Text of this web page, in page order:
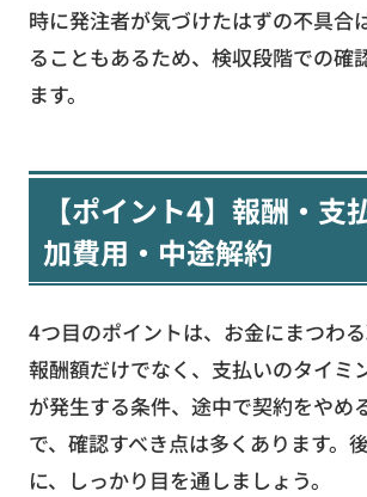
時に発注者が気づけたはずの不具合
ることもあるため、検収段階での確
ます。
【ポイント4】報酬・支
加費用・中途解約
4つ目のポイントは、お金にまつわる
報酬額だけでなく、支払いのタイミ
が発生する条件、途中で契約をやめ
で、確認すべき点は多くあります。
に、しっかり目を通しましょう。